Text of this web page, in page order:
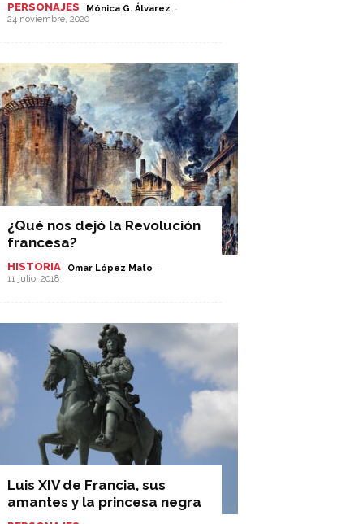
PERSONAJES Mónica G. Álvarez -
24 noviembre, 2020
¿Qué nos dejó la Revolución
francesa?
HISTORIA Omar López Mato -
11 julio, 2018
Luis XIV de Francia, sus
amantes y la princesa negra